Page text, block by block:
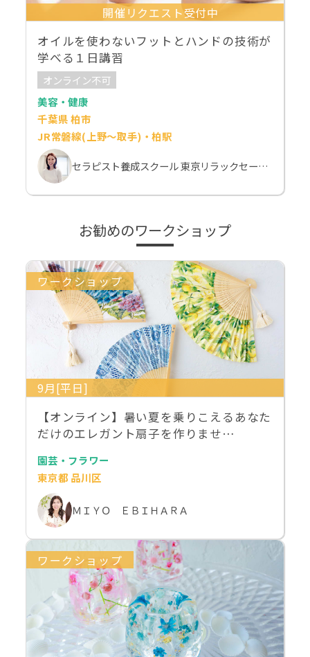
開催リクエスト受付中
オイルを使わないフットとハンドの技術が
学べる１日講習
オンライン不可
美容・健康
千葉県 柏市
JR常磐線(上野～取手)・柏駅
セラピスト養成スクール 東京リラックセーションアカデミー 斉藤麻希
お勧めのワークショップ
ワークショップ
9月[平日]
【オンライン】暑い夏を乗りこえるあなた
だけのエレガント扇子を作りませ…
園芸・フラワー
東京都 品川区
ＭＩＹＯ ＥＢＩＨＡＲＡ
ワークショップ